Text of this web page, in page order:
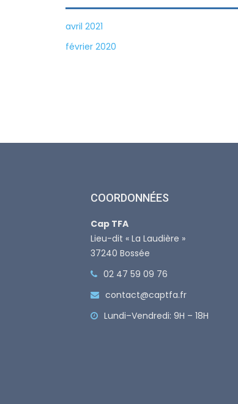
avril 2021
février 2020
COORDONNÉES
Cap TFA
Lieu-dit « La Laudière »
37240 Bossée
02 47 59 09 76
contact@captfa.fr
Lundi–Vendredi: 9H – 18H